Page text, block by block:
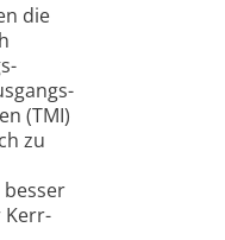
die
(TMI)
zu
Kerr-